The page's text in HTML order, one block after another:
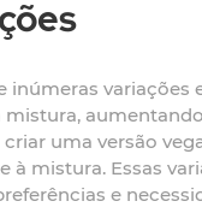
inúmeras
uma versão
à mistura. Essas
e